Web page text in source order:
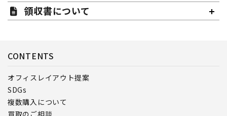
領収書について
CONTENTS
オフィスレイアウト提案
SDGs
複数購入について